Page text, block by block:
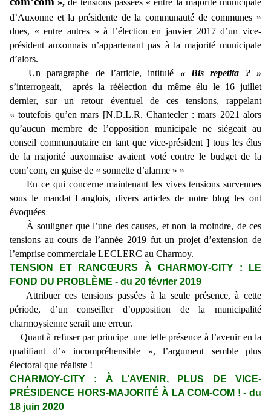
», de tensions passées « entre la majorité municipale
d’Auxonne et la présidente de la communauté de communes »
dues, « entre autres » à l’élection en janvier 2017 d’un vice-
président auxonnais n’appartenant pas à la majorité municipale
d’alors.
Un paragraphe de l’article, intitulé « Bis repetita ? »
s’interrogeait, après la réélection du même élu le 16 juillet
dernier, sur un retour éventuel de ces tensions, rappelant
« toutefois qu’en mars [N.D.L.R. Chantecler : mars 2021 alors
qu’aucun membre de l’opposition municipale ne siégeait au
conseil communautaire en tant que vice-président ] tous les élus
de la majorité auxonnaise avaient voté contre le budget de la
com’com, en guise de « sonnette d’alarme » »
En ce qui concerne maintenant les vives tensions survenues
sous le mandat Langlois, divers articles de notre blog les ont
évoquées
À souligner que l’une des causes, et non la moindre, de ces
tensions au cours de l’année 2019 fut un projet d’extension de
l’emprise commerciale LECLERC au Charmoy.
TENSION ET RANCŒURS À CHARMOY-CITY : LE
FOND DU PROBLÈME - du 20 février 2019
Attribuer ces tensions passées à la seule présence, à cette
période, d’un conseiller d’opposition de la municipalité
charmoysienne serait une erreur.
Quant à refuser par principe une telle présence à l’avenir en la
qualifiant d’« incompréhensible », l’argument semble plus
électoral que réaliste !
CHARMOY-CITY : À L’AVENIR, PLUS DE VICE-
PRÉSIDENCE HORS-MAJORITÉ À LA COM-COM ! - du
18 juin 2020